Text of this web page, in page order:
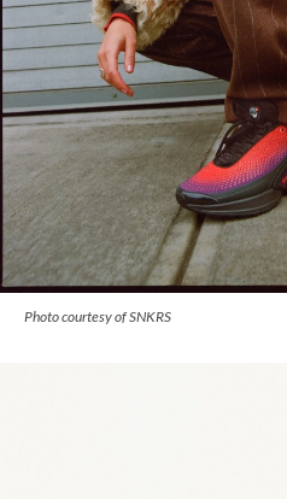
Photo courtesy of SNKRS